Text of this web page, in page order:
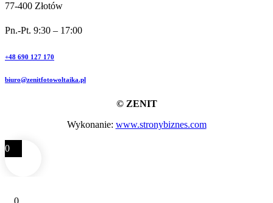
77-400 Złotów
Pn.-Pt. 9:30 – 17:00
+48 690 127 170
biuro@zenitfotowoltaika.pl
© ZENIT
Wykonanie: www.stronybiznes.com
0